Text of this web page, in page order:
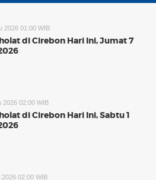
2026 01:00 WIB
di Cirebon Hari Ini, Jumat 7
2026 02:00 WIB
di Cirebon Hari Ini, Sabtu 1
02:00 WIB